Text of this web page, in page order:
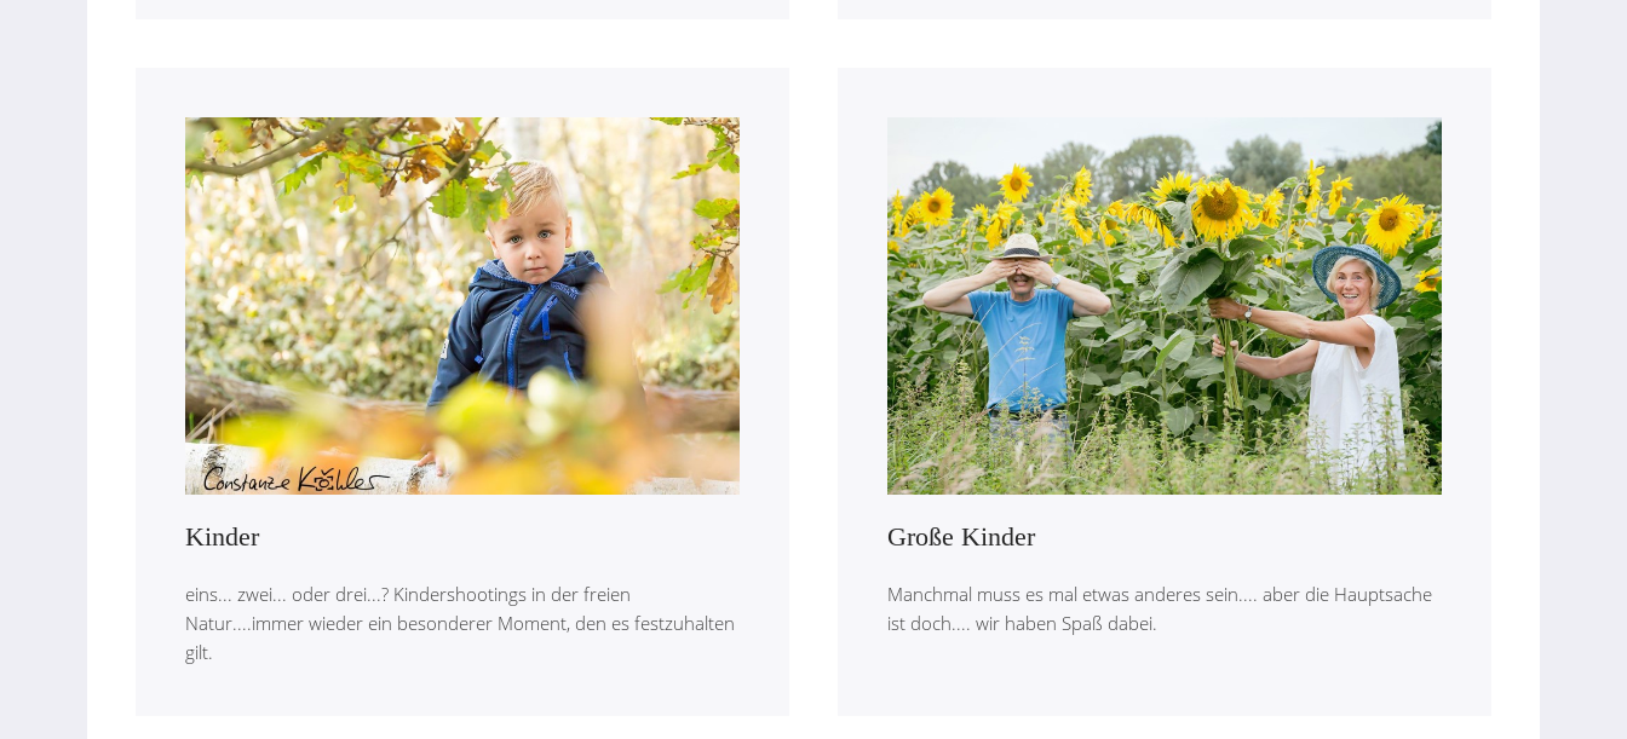
Kinder
eins... zwei... oder drei...? Kindershootings in der freien
Natur....immer wieder ein besonderer Moment, den es festzuhalten
gilt.
Große Kinder
Manchmal muss es mal etwas anderes sein.... aber die Hauptsache
ist doch.... wir haben Spaß dabei.